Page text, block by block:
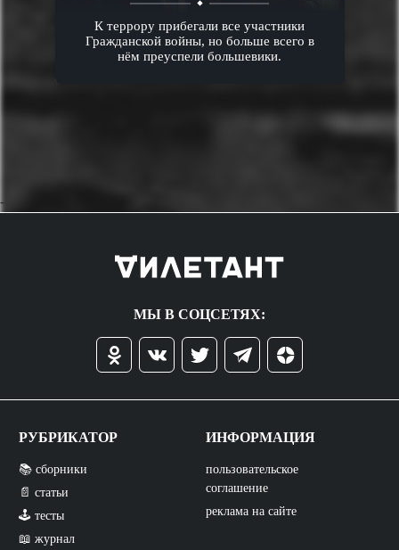
К террору прибегали все участники
Гражданской войны, но больше всего в
нём преуспели большевики.
->
МЫ В СОЦСЕТЯХ:
РУБРИКАТОР
📚 сборники
📄 статьи
🕹️ тесты
📖 журнал
ИНФОРМАЦИЯ
пользовательское
соглашение
реклама на сайте